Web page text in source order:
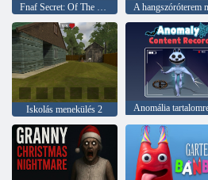
Fnaf Secret: Of The Mimic
Iskolás menekülés 2